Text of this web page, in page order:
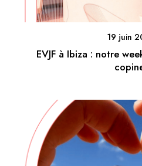
19 juin
EVJF à Ibiza : notre